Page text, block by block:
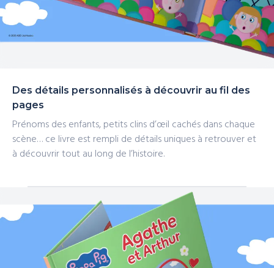
Des détails personnalisés à découvrir au fil des
pages
Prénoms des enfants, petits clins d’œil cachés dans chaque
scène… ce livre est rempli de détails uniques à retrouver et
à découvrir tout au long de l’histoire.